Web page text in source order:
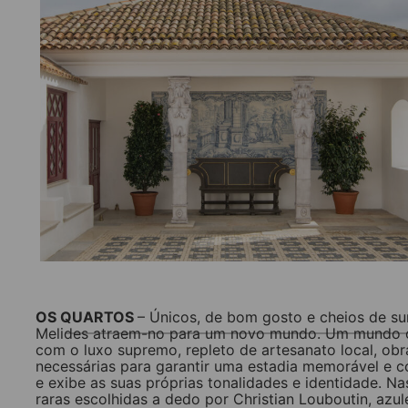
OS QUARTOS– Únicos, de bom gosto e cheios de
Melides atraem-no para um novo mundo. Um
com o luxo supremo, repleto de artesanato local,
necessárias para garantir uma estadia memorável e
e exibe as suas próprias tonalidades e identidade.
raras escolhidas a dedo por Christian Louboutin,